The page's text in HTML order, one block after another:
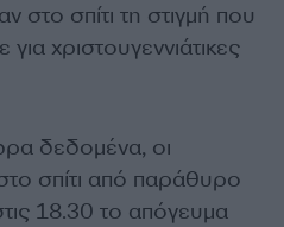
στο σπίτι τη στιγμή που
για χριστουγεννιάτικες
δεδομένα, οι
σπίτι από παράθυρο
18.30 το απόγευμα